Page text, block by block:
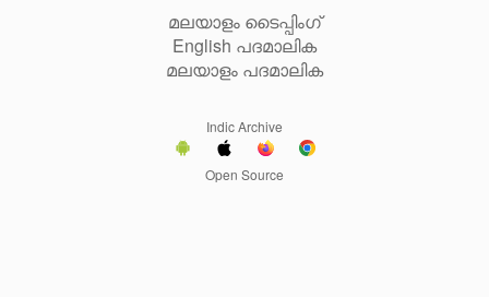
മലയാളം ടൈപ്പിംഗ്
English പദമാലിക
മലയാളം പദമാലിക
Indic Archive
Open Source